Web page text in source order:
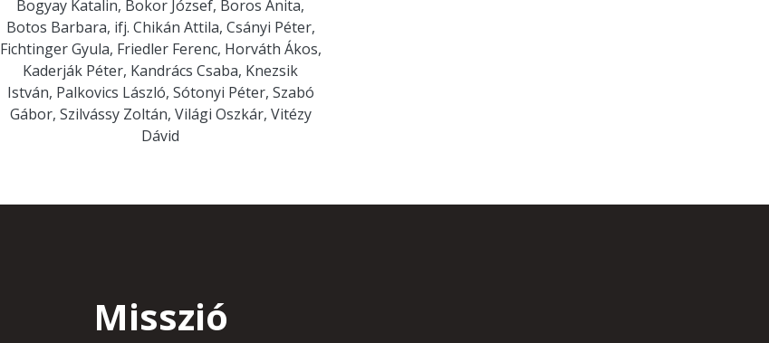
Bogyay Katalin, Bokor József, Boros Anita,
Botos Barbara, ifj. Chikán Attila, Csányi Péter,
Fichtinger Gyula, Friedler Ferenc, Horváth Ákos,
Kaderják Péter, Kandrács Csaba, Knezsik
István, Palkovics László, Sótonyi Péter, Szabó
Gábor, Szilvássy Zoltán, Világi Oszkár, Vitézy
Dávid
Misszió